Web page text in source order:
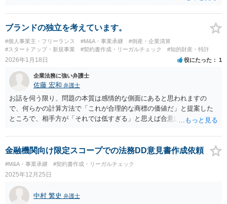
いった点は専門的な判断を要することが多く、第三者の専門家が入る
ことで交渉が整理されることもあります。 もっとも、株主が単に「会
社に買い取ってほしい」と希望しているだけでは、会社に当然の買取
義務が生じるわけではありません。非上場会社の株式に譲渡制限が付
されている場合には、会社法136条に基づき、第三者への株式譲渡につ
になることがあります。会社が譲渡を承認しない場合には、会社また
は会社が指定する者が当該株式を買い取るべき者として指定されるこ
とになり、その中で株式買取の問題が生じることがあります。 そのた
め、会社との価格交渉がまとまらない場合には、第三者への譲渡を前
提とした譲渡承認請求という手続を検討する余地があるかどうかを含
容や会社の機関設計等によっても変わり得るため、個別事情を踏まえ
た検討が必要となります。 （会社側から見た手続等については、拙筆
ではありますが、下記が参考になるかもしれません。 https://keiyaku-
watch.jp/chokoben/media/transfer-restrictedstock） なお、弁護士を探
す場合の検索ワードとしては、「会社法 弁護士」「企業法務 弁護
士」「株式買取 弁護士」「株式評価 弁護士」「少数株主 弁護
士」などが考えられます。非上場株式の評価や株主間紛争は企業法務
ブランドの独立を考えています。
#個人事業主・フリーランス #M&A・事業承継
#倒産・企業清算
#スタートアップ・新規事業
#契約書作成・リーガルチェック #知的財産・特許
2026年1月18日 役にたった 1
企業法務に強い弁護士
佐藤 宏和 弁護士
お話を伺う限り、問題の本質は感情的な側面にあると思われますの
で、何らかの計算方法で「これが合理的な商標の価値だ」と提案した
ところで、相手方が「それでは低すぎる」と思えば合意は難しいでし
とはあり得ますので、ブランド名の変更にかかるコストを計算し、そ
の金額の範囲で買取りの提案をし、合意が難しければブランド名の変
更に踏み切るというのが順当な考え方ではないでしょうか。設備等に
関しても同様です。既存の設備を買い取る場合に、新規調達した場合
のコストの範囲内で提案すればよいでしょう。 ポイントとしては、ブ
ランドや設備の価値を測るときに、ブランドのオーナー自身が独立す
る際にブランドや設備を買い取る場合と、全くの第三者がブランドや
金融機関向け限定スコープでの法務DD意見書作成依頼
#M&A・事業承継 #契約書作成・リーガルチェック
2025年12月25日
中村 繁史 弁護士